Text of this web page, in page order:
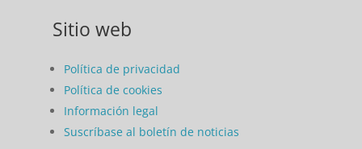
Sitio web
Política de privacidad
Política de cookies
Información legal
Suscríbase al boletín de noticias